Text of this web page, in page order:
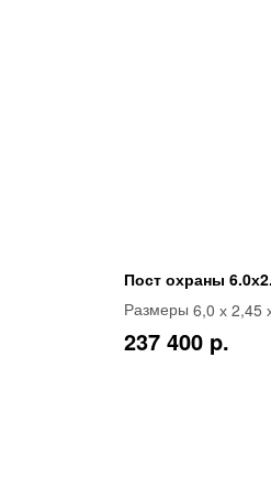
Пост охраны
Размеры 6,0 х 2,45
237 400 p.